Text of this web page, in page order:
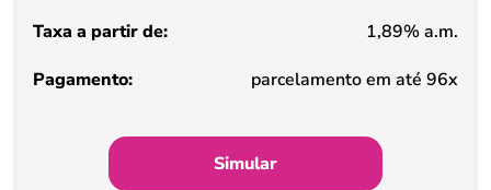
Pagamento
1,89% a.m.
parcelamento em até 96x
Simular